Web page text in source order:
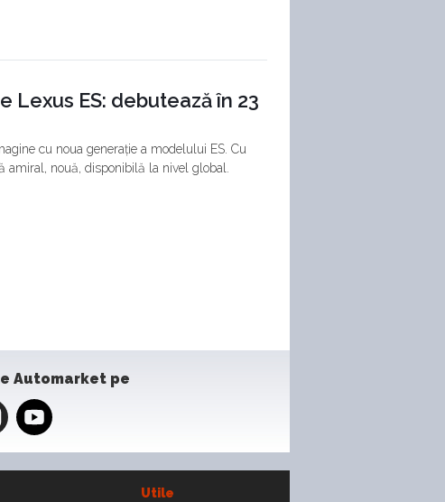
Lexus ES: debutează în 23
cu noua generație a modelului ES. Cu
amiral, nouă, disponibilă la nivel global.
Automarket pe
Utile